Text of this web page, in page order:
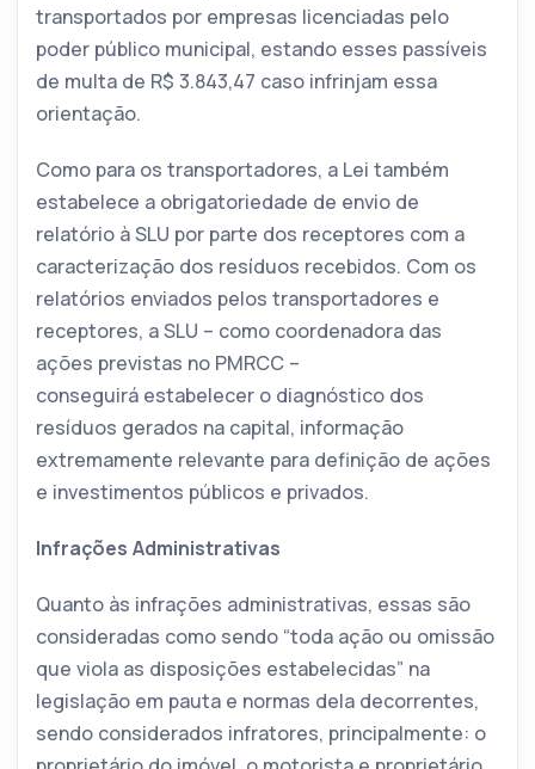
transportados por empresas licenciadas pelo
poder público municipal, estando esses passíveis
de multa de R$ 3.843,47 caso infrinjam essa
orientação.
Como para os transportadores, a Lei também
estabelece a obrigatoriedade de envio de
relatório à SLU por parte dos receptores com a
caracterização dos resíduos recebidos. Com os
relatórios enviados pelos transportadores e
receptores, a SLU – como coordenadora das
ações previstas no PMRCC –
conseguirá estabelecer o diagnóstico dos
resíduos gerados na capital, informação
extremamente relevante para definição de ações
e investimentos públicos e privados.
Infrações Administrativas
Quanto às infrações administrativas, essas são
consideradas como sendo “toda ação ou omissão
que viola as disposições estabelecidas” na
legislação em pauta e normas dela decorrentes,
sendo considerados infratores, principalmente: o